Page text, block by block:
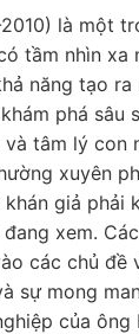
là một
tầm nhìn xa
năng tạo
phá sâu
tâm lý con
xuyên
giả phải
xem.
các chủ đề
sự mong
của